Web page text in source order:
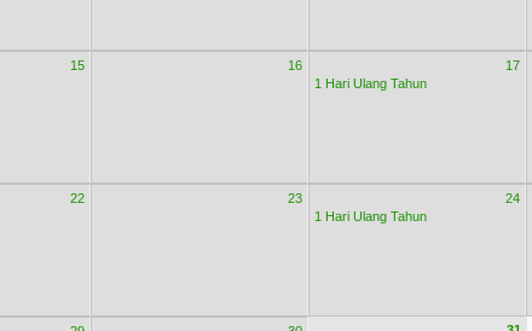
15 16
17
1 Hari Ulang Tahun
22
23
24
1 Hari Ulang Tahun